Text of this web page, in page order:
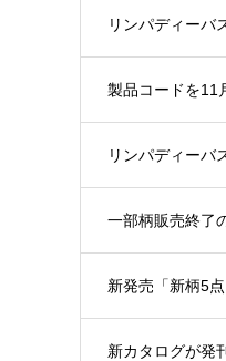
リンパディーバ
製品コードを11
リンパディーバ
一部柄販売終了
新発売「新柄5
新カタログが発